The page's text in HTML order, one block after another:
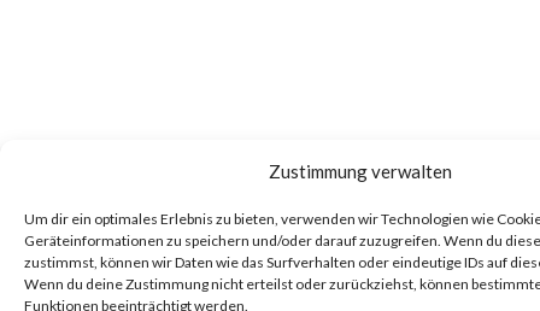
Zustimmung verwalten
Um dir ein optimales Erlebnis zu bieten, verwenden wir Technologien wie
Geräteinformationen zu speichern und/oder darauf zuzugreifen. Wenn du
zustimmst, können wir Daten wie das Surfverhalten oder eindeutige IDs auf
Wenn du deine Zustimmung nicht erteilst oder zurückziehst, können
Funktionen beeinträchtigt werden.